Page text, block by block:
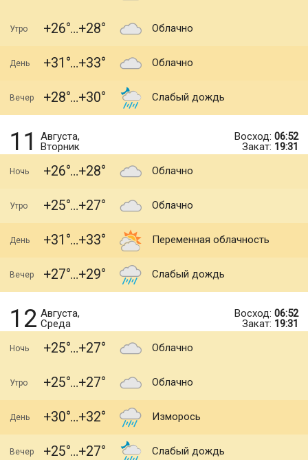
Утро +26 +28 Облачно
День +31 +33 Облачно
Вечер +28 +30 Слабый дождь
11
Августа,
Вторник
Восход: 06:52
Закат: 19:31
Ночь +26 +28 Облачно
Утро +25 +27 Облачно
День +31 +33 Переменная облачность
Вечер +27 +29 Слабый дождь
12 Августа,
Среда
Восход: 06:52
Закат: 19:31
Ночь +25 +27 Облачно
Утро +25 +27 Облачно
День +30 +32 Изморось
Вечер +25 +27 Слабый дождь